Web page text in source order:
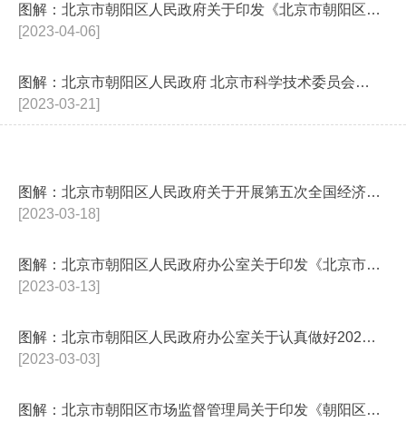
[2023-04-06]
图解：北京市朝阳区人民政府关于印发《北京市朝阳区知识产权强市建设示范城市...
[2023-03-21]
图解：北京市朝阳区人民政府 北京市科学技术委员会、中关村科技园区管理委员...
[2023-03-18]
图解：北京市朝阳区人民政府关于开展第五次全国经济普查的通知
[2023-03-13]
图解：北京市朝阳区人民政府办公室关于印发《北京市朝阳区深入打好污染防治攻...
[2023-03-03]
图解：北京市朝阳区人民政府办公室关于认真做好2023年重大（突出）及区域...
图解：北京市朝阳区市场监督管理局关于印发《朝阳区知识产权资助办法（202...